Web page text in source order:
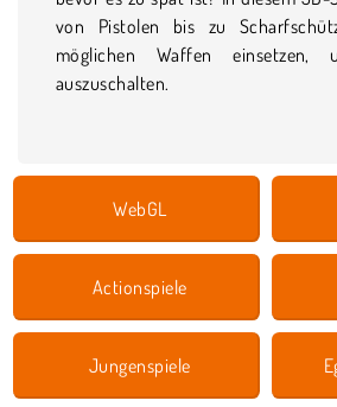
von Pistolen bis zu
möglichen Waffen einsetzen,
auszuschalten.
WebGL
Actionspiele
Jungenspiele